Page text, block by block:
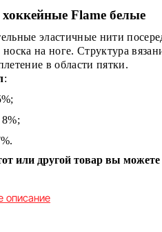
Flame белые
эластичные нити
на ноге. Структура
в области пятки.
:
или другой товар вы
описание